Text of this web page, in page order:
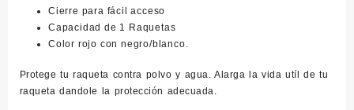
Cierre para fácil acceso
Capacidad de 1 Raquetas
Color rojo con negro/blanco.
Protege tu raqueta contra polvo y agua. Alarga la vida utíl de tu
raqueta dandole la protección adecuada.